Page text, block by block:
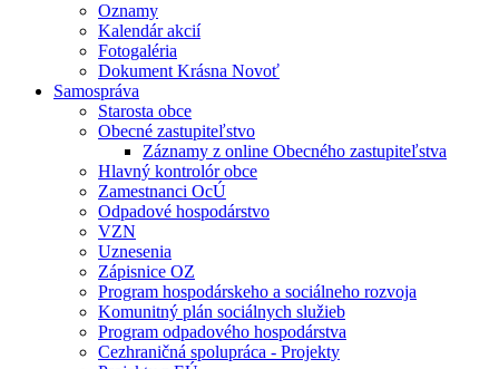
Oznamy
Kalendár akcií
Fotogaléria
Dokument Krásna Novoť
Samospráva
Starosta obce
Obecné zastupiteľstvo
Záznamy z online Obecného zastupiteľstva
Hlavný kontrolór obce
Zamestnanci OcÚ
Odpadové hospodárstvo
VZN
Uznesenia
Zápisnice OZ
Program hospodárskeho a sociálneho rozvoja
Komunitný plán sociálnych služieb
Program odpadového hospodárstva
Cezhraničná spolupráca - Projekty